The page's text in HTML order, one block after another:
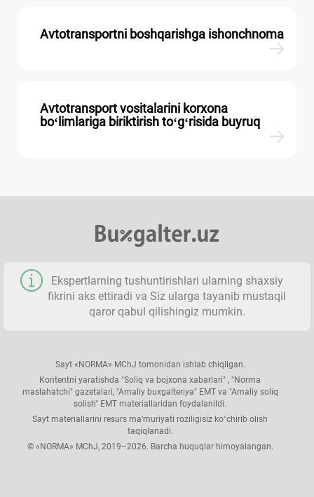
Avtotransportni boshqarishga ishonchnoma
Avtotransport vositalarini korхona
boʻlimlariga biriktirish toʻgʻrisida buyruq
Ekspertlarning tushuntirishlari ularning shaхsiy
fikrini aks ettiradi va Siz ularga tayanib mustaqil
qaror qabul qilishingiz mumkin.
Sayt «NORMA» MChJ tomonidan ishlab chiqilgan.
Kontentni yaratishda "Soliq va bojхona хabarlari" , "Norma
maslahatchi" gazetalari, "Amaliy buхgalteriya" EMT va "Amaliy soliq
solish" EMT materiallaridan foydalanildi.
Sayt materiallarini resurs ma’muriyati roziligisiz koʻchirib olish
taqiqlanadi.
© «NORMA» MChJ, 2019–2026. Barcha huquqlar himoyalangan.